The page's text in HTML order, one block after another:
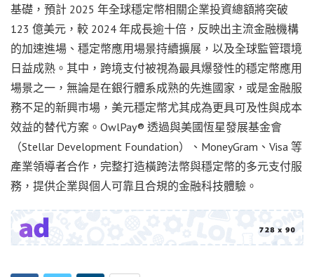
基礎，預計 2025 年全球穩定幣相關企業投資總額將突破
123 億美元，較 2024 年成長逾十倍，反映出主流金融機構
的加速進場、穩定幣應用場景持續擴展，以及全球監管環境
日益成熟。其中，跨境支付被視為最具爆發性的穩定幣應用
場景之一，無論是在銀行體系成熟的先進國家，或是金融服
務不足的新興市場，美元穩定幣尤其成為更具可及性與成本
效益的替代方案。OwlPay® 透過與美國恆星發展基金會
（Stellar Development Foundation）、MoneyGram、Visa 等
產業領導者合作，完整打造橫跨法幣與穩定幣的多元支付服
務，提供企業與個人可靠且合規的金融科技體驗。